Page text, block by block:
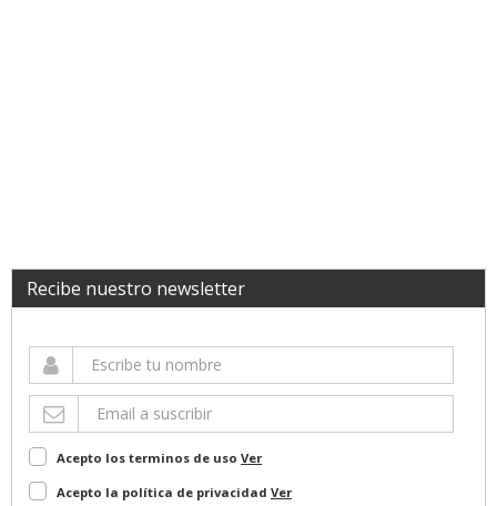
Recibe nuestro newsletter
Acepto los terminos de uso Ver
Acepto la política de privacidad Ver